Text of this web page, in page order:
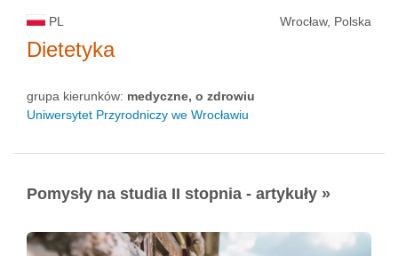
PL Wrocław, Polska
Dietetyka
grupa kierunków: medyczne, o zdrowiu
Uniwersytet Przyrodniczy we Wrocławiu
Pomysły na studia II stopnia - artykuły »